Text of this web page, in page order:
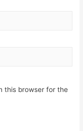
this browser for the